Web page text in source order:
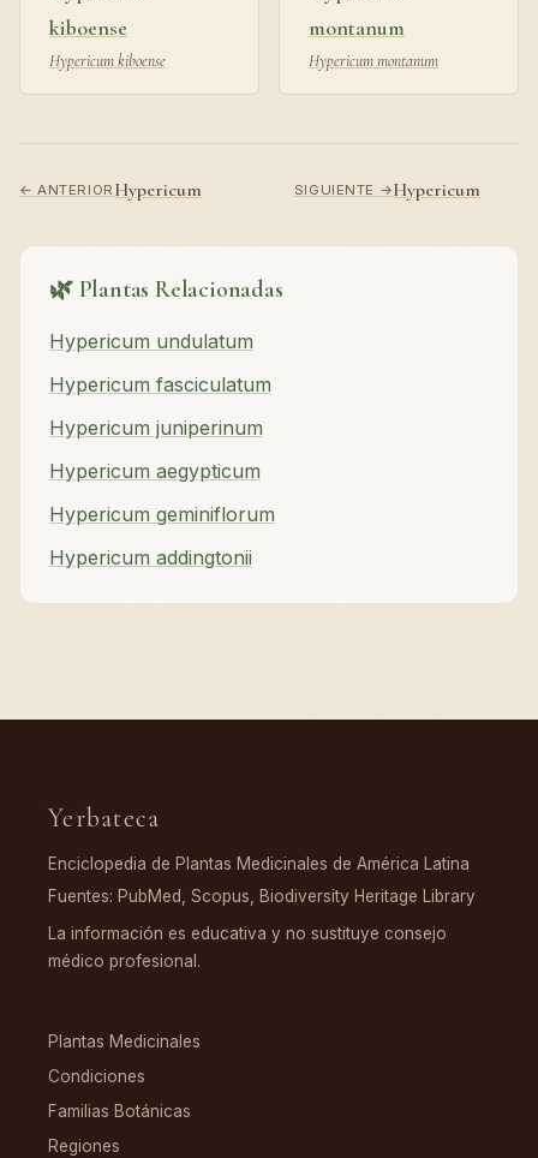
kiboense
Hypericum kiboense
montanum
Hypericum montanum
← ANTERIORHypericum SIGUIENTE →Hypericum
🌿 Plantas Relacionadas
Hypericum undulatum
Hypericum fasciculatum
Hypericum juniperinum
Hypericum aegypticum
Hypericum geminiflorum
Hypericum addingtonii
Yerbateca
Enciclopedia de Plantas Medicinales de América Latina
Fuentes: PubMed, Scopus, Biodiversity Heritage Library
La información es educativa y no sustituye consejo
médico profesional.
Plantas Medicinales
Condiciones
Familias Botánicas
Regiones